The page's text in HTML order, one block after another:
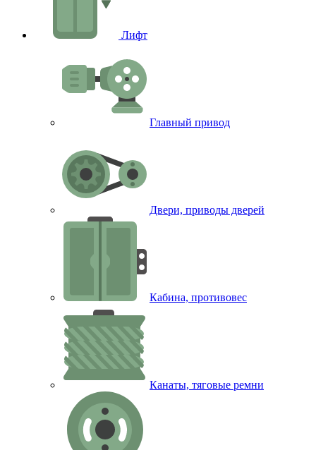
Лифт
Главный привод
Двери, приводы дверей
Кабина, противовес
Канаты, тяговые ремни